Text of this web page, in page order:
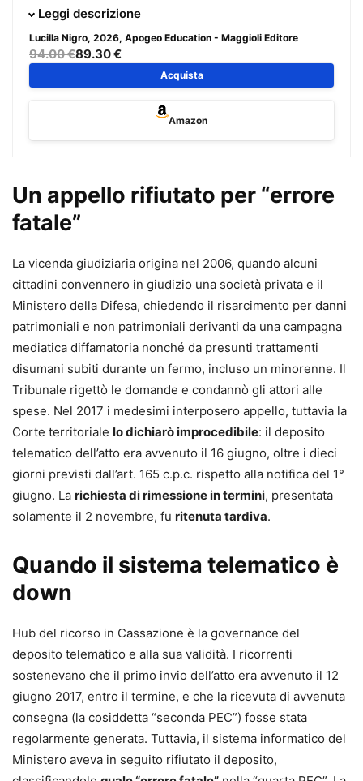
Giunto all’VIII edizione, il Formulario commentato del
operativo indispensabile per il professionista che deve
affrontare il processo civile alla luce delle più recenti
riforme.
aggiornato al Decreto Giustizia (D.L. 117/2025,
strumenti alternativi di risoluzione delle controversie.
L’opera raccoglie
•riferimento normativo puntuale,
•commento operativo,
•indicazione dei termini e delle scadenze,
•preclusioni processuali,
•massime giurisprudenziali di riferimento.
Un supporto concreto per impostare correttamente la
strategia difensiva e redigere atti completi, aggiornati e
conformi alle nuove regole del processo civile.
Contenuti principali
Il formulario copre in modo sistematico tutte le fasi e i
procedimenti del processo civile, tra cui:
giudizio di primo grado davanti al tribunale e al giudice di
pace;
•appello, ricorso per Cassazione e altre impugnazioni;
• precetto ed esecuzione, opposizioni all’esecuzione;
•procedimento di ingiunzione, sfratto e finita locazione;
•procedimenti cautelari e procedimento semplificato di
cognizione;
•procedimenti possessori;
•separazione, divorzio e cumulo delle domande;
•arbitrato e trasferimento del contenzioso in sede
Leggi descrizione
Lucilla Nigro, 2026, Apogeo Education - Maggioli Editore
94.00 €89.30 €
Acquista
Amazon
Un appello rifiutato per “errore
fatale”
La vicenda giudiziaria origina nel 2006, quando alcuni
cittadini convennero in giudizio una società privata e il
Ministero della Difesa, chiedendo il risarcimento per danni
patrimoniali e non patrimoniali derivanti da una campagna
mediatica diffamatoria nonché da presunti trattamenti
disumani subiti durante un fermo, incluso un minorenne. Il
Tribunale rigettò le domande e condannò gli attori alle
spese. Nel 2017 i medesimi interposero appello, tuttavia la
Corte territoriale lo dichiarò improcedibile: il deposito
telematico dell’atto era avvenuto il 16 giugno, oltre i dieci
giorni previsti dall’art. 165 c.p.c. rispetto alla notifica del 1°
giugno. La richiesta di rimessione in termini, presentata
solamente il 2 novembre, fu ritenuta tardiva.
Quando il sistema telematico è
down
Hub del ricorso in Cassazione è la governance del
deposito telematico e alla sua validità. I ricorrenti
sostenevano che il primo invio dell’atto era avvenuto il 12
giugno 2017, entro il termine, e che la ricevuta di avvenuta
consegna (la cosiddetta “seconda PEC”) fosse stata
regolarmente generata. Tuttavia, il sistema informatico del
Ministero aveva in seguito rifiutato il deposito,